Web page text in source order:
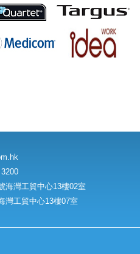
海灣工貿中心13樓02室
灣工貿中心13樓07室